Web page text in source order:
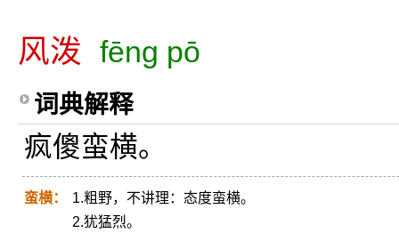
风泼 fēng pō
词典解释
疯傻蛮横。
蛮横：
1.粗野，不讲理：态度蛮横。
2.犹猛烈。